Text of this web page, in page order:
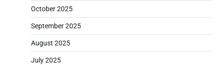
October 2025
September 2025
August 2025
July 2025